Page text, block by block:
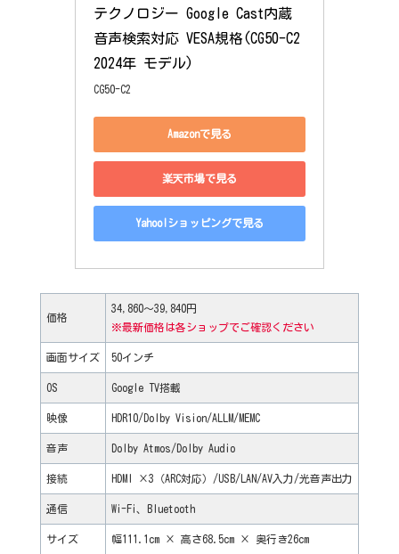
テクノロジー Google Cast内蔵
音声検索対応 VESA規格(CG50-C2
2024年 モデル)
CG50-C2
Amazonで見る
楽天市場で見る
Yahoo!ショッピングで見る
価格
34,860～39,840円
※最新価格は各ショップでご確認ください
画面サイズ 50インチ
OS Google TV搭載
映像 HDR10/Dolby Vision/ALLM/MEMC
音声 Dolby Atmos/Dolby Audio
接続 HDMI ×3（ARC対応）/USB/LAN/AV入力/光音声出力
通信 Wi-Fi、Bluetooth
サイズ 幅111.1cm × 高さ68.5cm × 奥行き26cm